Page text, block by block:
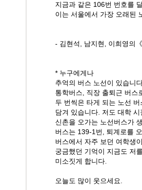
지금과 같은 106번 번호를
이는 서울에서 가장 오래된
- 김현석, 남지현, 이희영의
* 누구에게나
추억의 버스 노선이 있습니
통학버스, 직장 출퇴근 버스
두 번씩은 타게 되는 노선
담겨 있습니다. 저도 대학
신촌을 오가는 노선버스가
버스는 139-1번, 퇴계로를
버스에서 자주 보던 여학생
궁금했던 기억이 지금도 저를
미소짓게 합니다.
오늘도 많이 웃으세요.